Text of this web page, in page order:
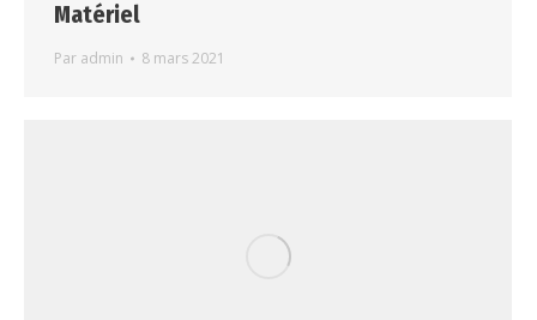
Matériel
Par admin 8 mars 2021